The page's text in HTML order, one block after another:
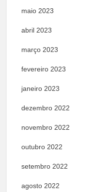
maio 2023
abril 2023
março 2023
fevereiro 2023
janeiro 2023
dezembro 2022
novembro 2022
outubro 2022
setembro 2022
agosto 2022